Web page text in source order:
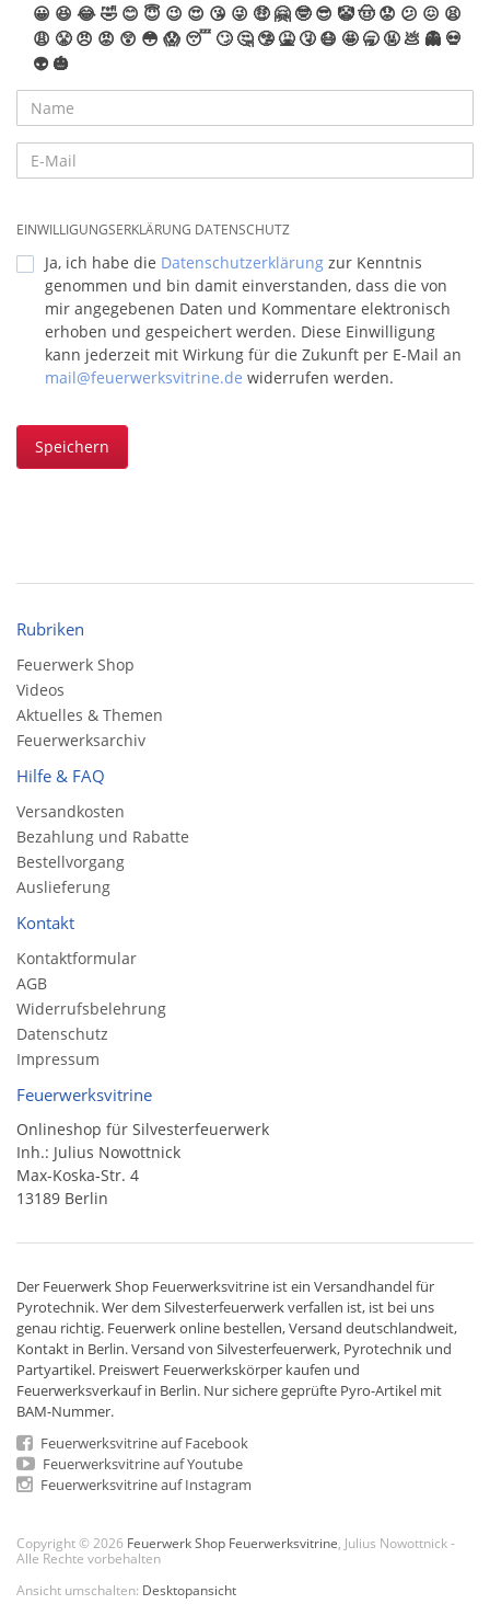
😀 😆 😂🤣 😊 😇 😉 😍 😘 😜 🤑 🤗 🤓 😎 🤡🤠 😟 😕 😖 😫
😩 😤 😠 😡 😲 😳 😱 😴 🙄 🤔 🤥 🤮 🤧 😷 🤩 🥱 🤬 💩 👻 💀
👽 🎃
EINWILLIGUNGSERKLÄRUNG DATENSCHUTZ
Ja, ich habe die Datenschutzerklärung zur Kenntnis
genommen und bin damit einverstanden, dass die von
mir angegebenen Daten und Kommentare elektronisch
erhoben und gespeichert werden. Diese Einwilligung
kann jederzeit mit Wirkung für die Zukunft per E-Mail an
mail@feuerwerksvitrine.de widerrufen werden.
Speichern
Rubriken
Feuerwerk Shop
Videos
Aktuelles & Themen
Feuerwerksarchiv
Hilfe & FAQ
Versandkosten
Bezahlung und Rabatte
Bestellvorgang
Auslieferung
Kontakt
Kontaktformular
AGB
Widerrufsbelehrung
Datenschutz
Impressum
Feuerwerksvitrine
Onlineshop für Silvesterfeuerwerk
Inh.: Julius Nowottnick
Max-Koska-Str. 4
13189 Berlin
Der Feuerwerk Shop Feuerwerksvitrine ist ein Versandhandelfür
Pyrotechnik. Wer dem Silvesterfeuerwerk verfallen ist, ist bei uns
genau richtig. Feuerwerk online bestellen,Versand deutschlandweit,
Kontakt in Berlin. Versand von Silvesterfeuerwerk, Pyrotechnik und
Partyartikel. Preiswert Feuerwerkskörper kaufen und
Feuerwerksverkauf in Berlin. Nur sichere geprüfte Pyro-Artikel mit
BAM-Nummer.
Feuerwerksvitrine auf Facebook
Feuerwerksvitrine auf Youtube
Feuerwerksvitrine auf Instagram
Copyright © 2026 Feuerwerk Shop Feuerwerksvitrine , Julius Nowottnick -
Alle Rechte vorbehalten
Ansicht umschalten: Desktopansicht